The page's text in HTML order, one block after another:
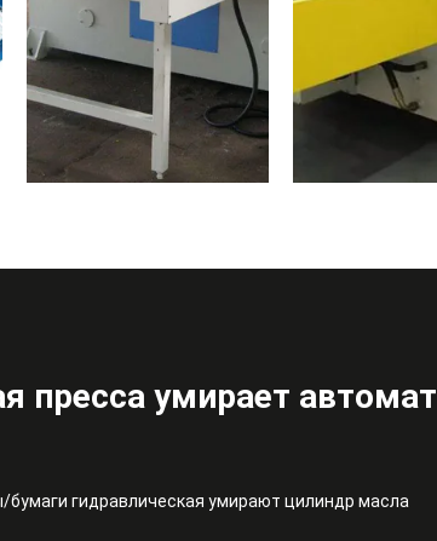
пресса умирает автомат
гидравлическая умирают цилиндр масла